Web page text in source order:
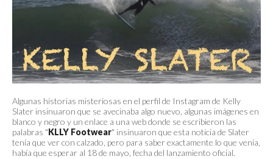
Algunas historias misteriosas en el perfil de Instagram de Kelly
Slater insinuaron que se avecinaba algo nuevo, algunas imágenes en
blanco y negro y un enlace a una web donde se escribieron las
palabras "KLLY Footwear" insinuaron que esta noticia de Slater
tenía que ver con calzado, pero para saber exactamente lo que venía,
había que esperar al 18 de mayo, fecha del lanzamiento oficial.